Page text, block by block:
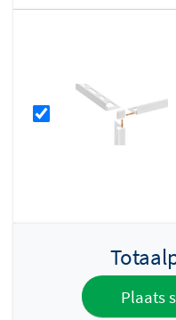
Plaats